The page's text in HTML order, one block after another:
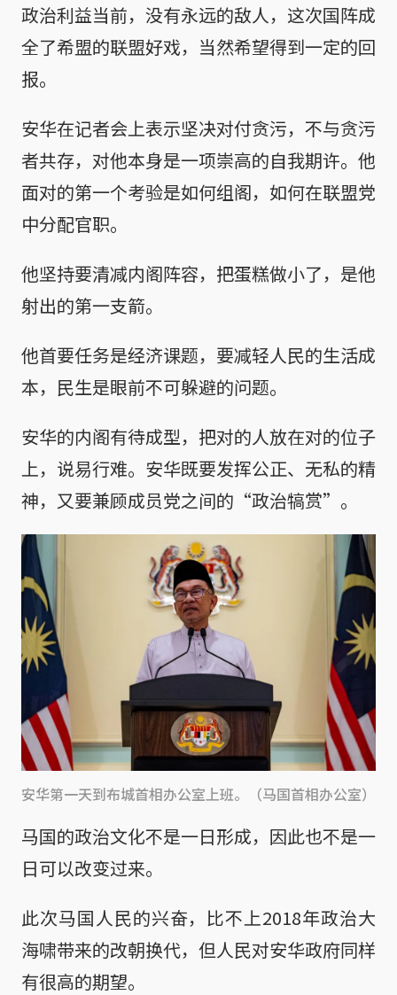
政治利益当前，没有永远的敌人，这次国阵成
全了希盟的联盟好戏，当然希望得到一定的回
报。
安华在记者会上表示坚决对付贪污，不与贪污
者共存，对他本身是一项崇高的自我期许。他
面对的第一个考验是如何组阁，如何在联盟党
中分配官职。
他坚持要清减内阁阵容，把蛋糕做小了，是他
射出的第一支箭。
他首要任务是经济课题，要减轻人民的生活成
本，民生是眼前不可躲避的问题。
安华的内阁有待成型，把对的人放在对的位子
上，说易行难。安华既要发挥公正、无私的精
神，又要兼顾成员党之间的“政治犒赏”。
安华第一天到布城首相办公室上班。（马国首相办公室）
马国的政治文化不是一日形成，因此也不是一
日可以改变过来。
此次马国人民的兴奋，比不上2018年政治大
海啸带来的改朝换代，但人民对安华政府同样
有很高的期望。